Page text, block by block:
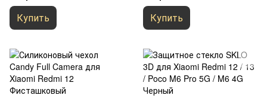
Купить Купить